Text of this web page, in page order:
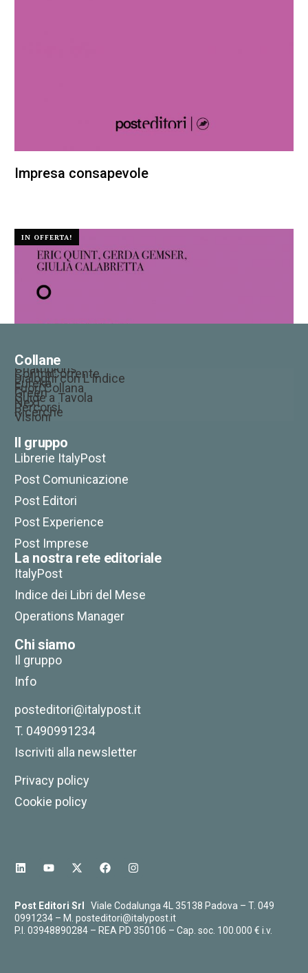
Impresa consapevole
IN OFFERTA!
Design Leadership
25,00
Collane
Champions
ControCorrente
Dialoghi con L’Indice
Eureka
Fuori Collana
Green
Guide a Tavola
Next
Percorsi
Ricerche
Visioni
Il gruppo
Librerie ItalyPost
Post Comunicazione
Post Editori
Post Experience
Post Imprese
La nostra rete editoriale
ItalyPost
Indice dei Libri del Mese
Operations Manager
Chi siamo
Il gruppo
Info
posteditori@italypost.it
T. 0490991234
Iscriviti alla newsletter
Privacy policy
Cookie policy
Post Editori Srl Viale Codalunga 4L 35138 Padova – T.049
0991234 – M.posteditori@italypost.it
P.I. 03948890284 – REA PD 350106 – Cap. soc. 100.000 € i.v.